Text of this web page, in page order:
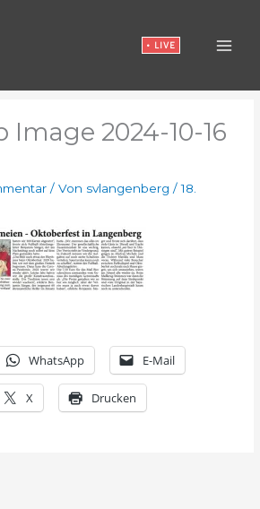
• LIVE
Image 2024-10-16
/ Von svlangenberg/18.
WhatsApp E-Mail
X Drucken